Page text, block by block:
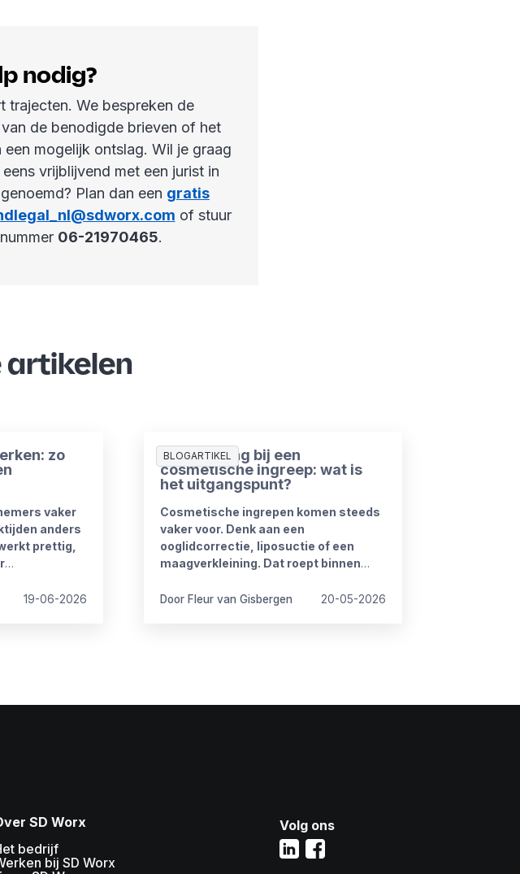
nodig?
trajecten. We bespreken de
de benodigde brieven of het
mogelijk ontslag. Wil je graag
vrijblijvend met een jurist in
Plan dan een gratis
of stuur
06-21970465.
artikelen
zo
vaker
anders
prettig,
19-06-2026
BLOGARTIKEL
Ziekmelding bij een
cosmetische ingreep: wat is
het uitgangspunt?
Cosmetische ingrepen komen steeds
vaker voor. Denk aan een
ooglidcorrectie, liposuctie of een
maagverkleining. Dat roept binnen
Door Fleur van Gisbergen 20-05-2026
SD Worx
bedrijf
bij SD Worx
Volg ons